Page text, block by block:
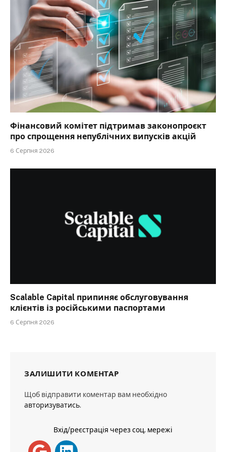
Фінансовий комітет підтримав законопроєкт
про спрощення непублічних випусків акцій
6 Серпня 2026
Scalable Capital припиняє обслуговування
клієнтів із російськими паспортами
6 Серпня 2026
ЗАЛИШИТИ КОМЕНТАР
Щоб відправити коментар вам необхідно
авторизуватись.
Вхід/реєстрація через соц. мережі